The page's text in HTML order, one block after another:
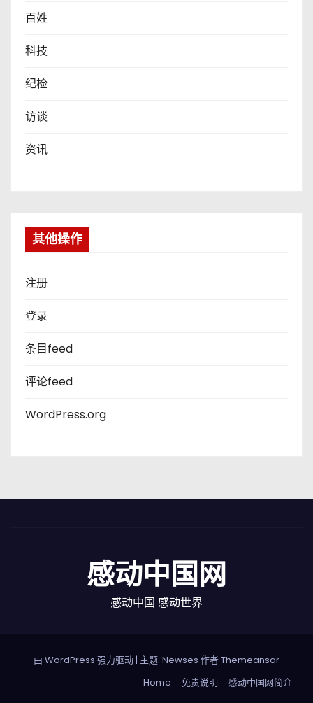
百姓
科技
纪检
访谈
资讯
其他操作
注册
登录
条目feed
评论feed
WordPress.org
感动中国网
感动中国 感动世界
由 WordPress 强力驱动| 主题: Newses 作者Themeansar
Home
免责说明 感动中国网简介